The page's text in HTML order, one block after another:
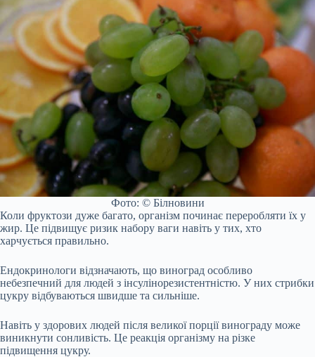
Фото: © Білновини
Коли фруктози дуже багато, організм починає переробляти їх у
жир. Це підвищує ризик набору ваги навіть у тих, хто
харчується правильно.
Ендокринологи відзначають, що виноград особливо
небезпечний для людей з інсулінорезистентністю. У них стрибки
цукру відбуваються швидше та сильніше.
Навіть у здорових людей після великої порції винограду може
виникнути сонливість. Це реакція організму на різке
підвищення цукру.